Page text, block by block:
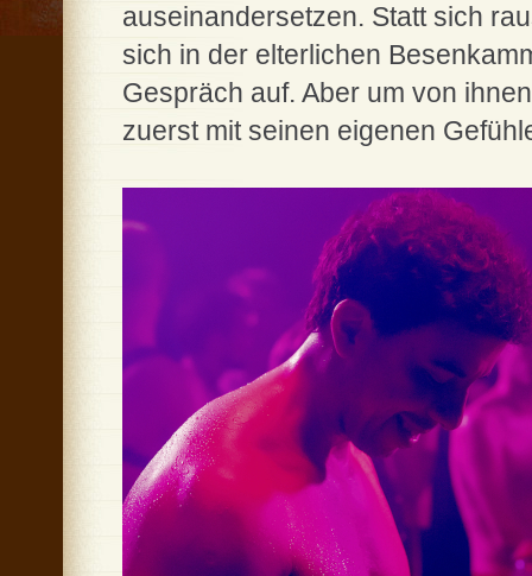
auseinandersetzen. Statt sich
sich in der elterlichen
Gespräch auf. Aber um von
zuerst mit seinen eigenen